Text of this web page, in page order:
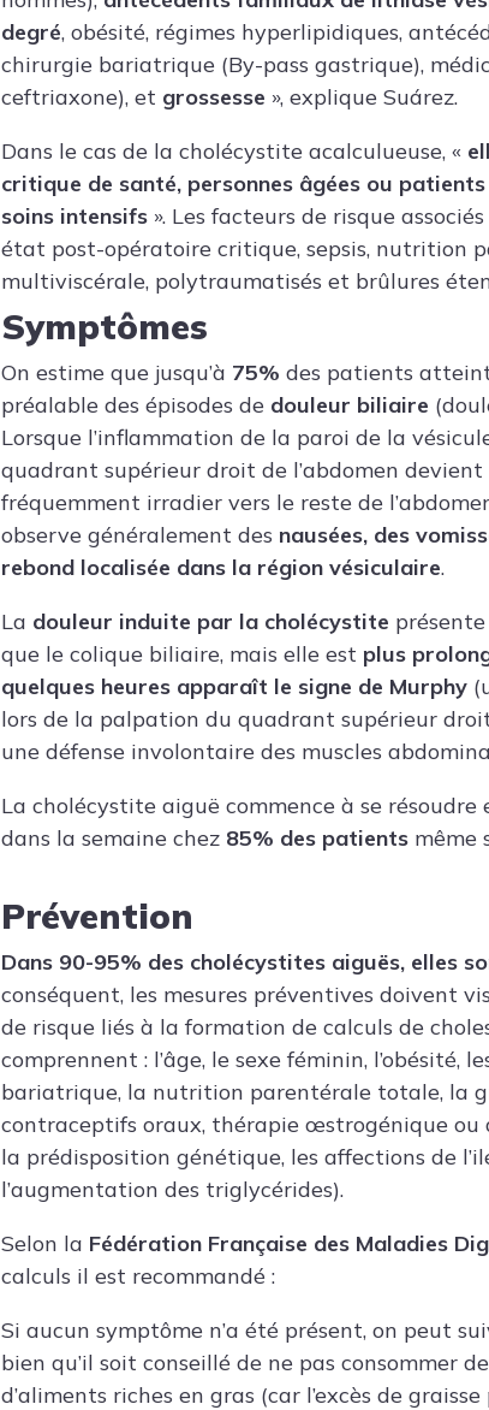
degré, obésité, régimes hyperlipidiques,
chirurgie bariatrique (By-pass gastrique),
ceftriaxone), et grossesse », explique Suárez.
Dans le cas de la cholécystite acalculueuse, «
critique de santé, personnes âgées ou
soins intensifs ». Les facteurs de risque
état post-opératoire critique, sepsis, nutrition
multiviscérale, polytraumatisés et brûlures
Symptômes
On estime que jusqu’à 75% des patients
préalable des épisodes de douleur biliaire
Lorsque l’inflammation de la paroi de la
quadrant supérieur droit de l’abdomen
fréquemment irradier vers le reste de
observe généralement des nausées, des
rebond localisée dans la région vésiculaire.
La douleur induite par la cholécystite
que le colique biliaire, mais elle est plus
quelques heures apparaît le signe de Murphy
lors de la palpation du quadrant supérieur
une défense involontaire des muscles
La cholécystite aiguë commence à se résoudre
dans la semaine chez 85% des patients même
Prévention
Dans 90-95% des cholécystites aiguës, elles
conséquent, les mesures préventives doivent
de risque liés à la formation de calculs de
comprennent : l’âge, le sexe féminin, l’obésité,
bariatrique, la nutrition parentérale totale, la
contraceptifs oraux, thérapie œstrogénique ou
la prédisposition génétique, les affections de
l’augmentation des triglycérides).
Selon la Fédération Française des Maladies
calculs il est recommandé :
Si aucun symptôme n’a été présent, on peut
bien qu’il soit conseillé de ne pas consommer
d’aliments riches en gras (car l’excès de